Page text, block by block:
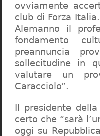
ovviamente
club di Forza
Alemanno il
fondamento
preannuncia
sollecitudine in
valutare un
Caracciolo”.
Il presidente
certo che “sarà
oggi su